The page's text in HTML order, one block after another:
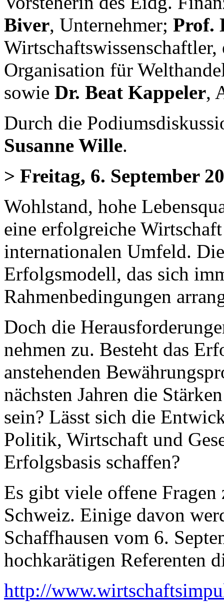
Biver, Unternehmer; Prof.
Organisation für
sowie Dr. Beat Kappeler,
Durch die
Susanne Wille.
> Freitag, 6. September
Wohlstand, hohe
eine erfolgreiche
internationalen Umfeld.
Erfolgsmodell, das sich
Rahmenbedingungen
Doch die
nehmen zu. Besteht das
anstehenden
nächsten Jahren die
sein? Lässt sich die
Politik, Wirtschaft und
Erfolgsbasis schaffen?
Es gibt viele offene
Schweiz. Einige davon
Schaffhausen vom 6.
hochkarätigen Referenten
http://